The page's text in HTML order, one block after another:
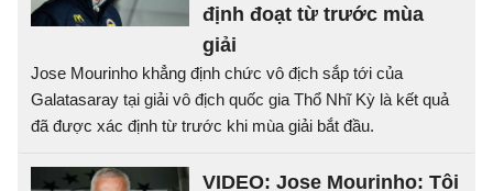
định đoạt từ trước mùa
giải
Jose Mourinho khẳng định chức vô địch sắp tới của
Galatasaray tại giải vô địch quốc gia Thổ Nhĩ Kỳ là kết quả
đã được xác định từ trước khi mùa giải bắt đầu.
VIDEO: Jose Mourinho: Tôi